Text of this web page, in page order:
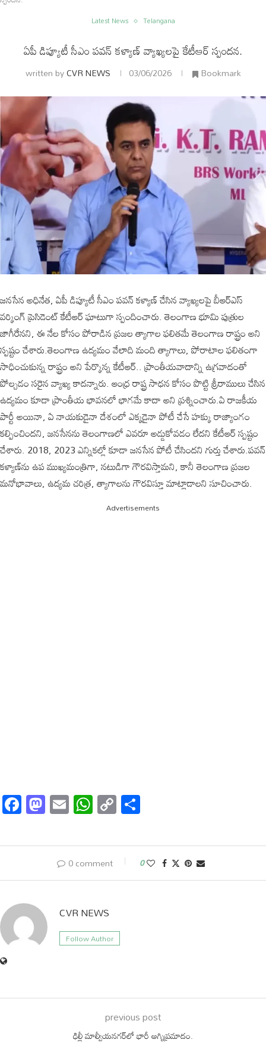
Latest News Telangana
ఏపీ డిప్యూటీ సీఎం పవన్ కళ్యాణ్ వ్యాఖ్యలపై కేటీఆర్ స్పందన.
written byCVR NEWS 03/06/2026 Bookmark
జనసేన అధినేత, ఏపీ డిప్యూటీ సీఎం పవన్ కళ్యాణ్ చేసిన వ్యాఖ్యలపై బీఆర్ఎస్
వర్కింగ్ ప్రెసిడెంట్ కేటీఆర్ ఘాటుగా స్పందించారు. తెలంగాణ భూమి పుత్రుల
జాగీరేనని, ఈ నేల కోసం పోరాడిన ప్రజల త్యాగాల ఫలితమే తెలంగాణ రాష్ట్రం అని
స్పష్టం చేశారు.తెలంగాణ ఉద్యమం వేలాది మంది త్యాగాలు, పోరాటాల ఫలితంగా
సాధించుకున్న రాష్ట్రం అని పేర్కొన్న కేటీఆర్.. ప్రాంతీయవాదాన్ని ఉగ్రవాదంతో
పోల్చడం సరైన వ్యాఖ్య కాదన్నారు. ఆంధ్ర రాష్ట్ర సాధన కోసం పొట్టి శ్రీరాములు చేసిన
ఉద్యమం కూడా ప్రాంతీయ భావనలో భాగమే కాదా అని ప్రశ్నించారు.ఏ రాజకీయ
పార్టీ అయినా, ఏ నాయకుడైనా దేశంలో ఎక్కడైనా పోటీ చేసే హక్కు రాజ్యాంగం
కల్పించిందని, జనసేనను తెలంగాణలో ఎవరూ అడ్డుకోవడం లేదని కేటీఆర్ స్పష్టం
చేశారు. 2018, 2023 ఎన్నికల్లో కూడా జనసేన పోటీ చేసిందని గుర్తు చేశారు.పవన్
కళ్యాణ్‌ను ఉప ముఖ్యమంత్రిగా, నటుడిగా గౌరవిస్తామని, కానీ తెలంగాణ ప్రజల
మనోభావాలు, ఉద్యమ చరిత్ర, త్యాగాలను గౌరవిస్తూ మాట్లాడాలని సూచించారు.
Advertisements
Facebook
Mastodon
EmailWhatsApp
Copy
Link
0 comment 0
CVR NEWS
Follow Author
previous post
ఢిల్లీ మాల్వీయనగర్⁬లో భారీ అగ్నిప్రమాదం.
అంతర్జాతీయం